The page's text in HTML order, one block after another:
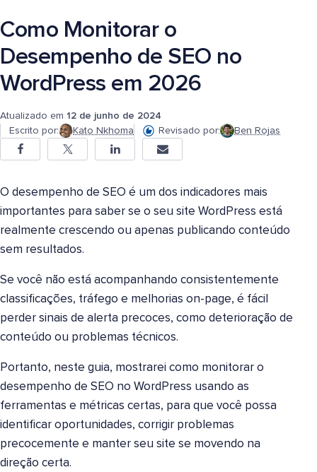
Como Monitorar o
Desempenho de SEO no
WordPress em 2026
Atualizado em 12 de junho de 2024
Escrito por:
Kato Nkhoma Revisado por: Ben Rojas
O desempenho de SEO é um dos indicadores mais
importantes para saber se o seu site WordPress está
realmente crescendo ou apenas publicando conteúdo
sem resultados.
Se você não está acompanhando consistentemente
classificações, tráfego e melhorias on-page, é fácil
perder sinais de alerta precoces, como deterioração de
conteúdo ou problemas técnicos.
Portanto, neste guia, mostrarei como monitorar o
desempenho de SEO no WordPress usando as
ferramentas e métricas certas, para que você possa
identificar oportunidades, corrigir problemas
precocemente e manter seu site se movendo na
direção certa.